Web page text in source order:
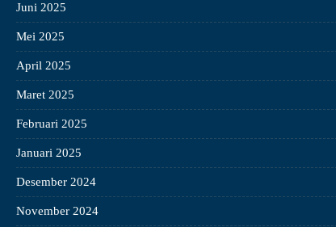
Juni 2025
Mei 2025
April 2025
Maret 2025
Februari 2025
Januari 2025
Desember 2024
November 2024